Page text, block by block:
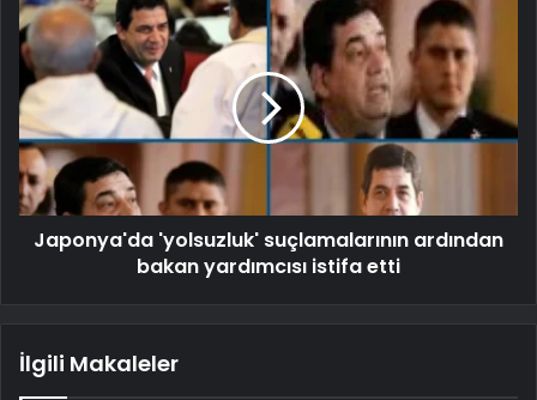
Japonya'da 'yolsuzluk' suçlamalarının ardından
bakan yardımcısı istifa etti
İlgili Makaleler